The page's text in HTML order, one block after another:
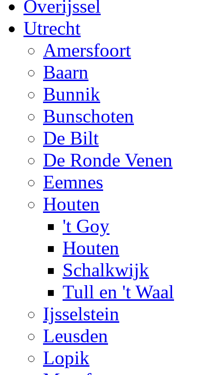
Overijssel
Utrecht
Amersfoort
Baarn
Bunnik
Bunschoten
De Bilt
De Ronde Venen
Eemnes
Houten
't Goy
Houten
Schalkwijk
Tull en 't Waal
Ijsselstein
Leusden
Lopik